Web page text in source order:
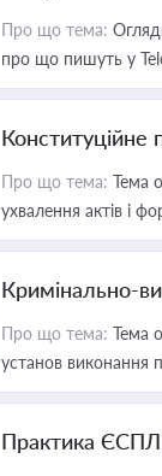
Про що тема:
про що пишуть у
Конституційне
Про що тема: Тема
ухвалення актів і
Кримінально-
Про що тема: Тема
установ виконання
Практика ЄСПЛ